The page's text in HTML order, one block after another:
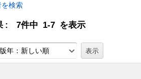
を検索
7件中 1-7 を表示
年：新しい順